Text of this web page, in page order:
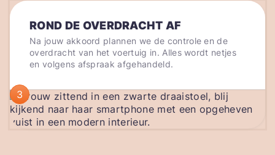
ROND DE OVERDRACHT AF
Na jouw akkoord plannen we de controle en de
overdracht van het voertuig in. Alles wordt netjes
en volgens afspraak afgehandeld.
3